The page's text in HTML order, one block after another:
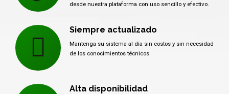
desde nuestra plataforma con uso sencillo y efectivo.
Siempre actualizado
Mantenga su sistema al día sin costos y sin necesidad
de los conocimientos técnicos
Alta disponibilidad